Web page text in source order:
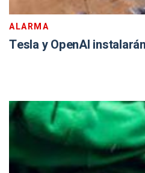
ALARMA
Tesla y OpenAI